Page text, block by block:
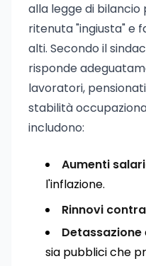
alla legge di
ritenuta "ingiusta" e
alti. Secondo il
risponde
lavoratori,
stabilità
includono:
Aumenti
l'inflazione.
Rinnovi
Detassazione
sia pubblici che